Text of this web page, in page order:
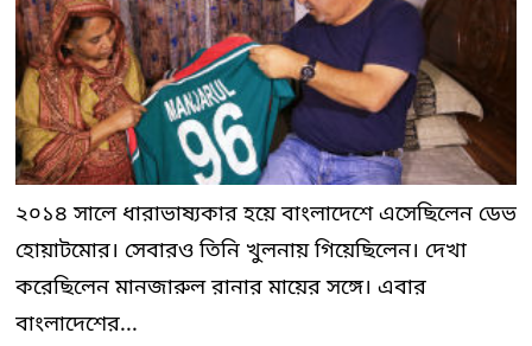
২০১৪ সালে ধারাভাষ্যকার হয়ে বাংলাদেশে এসেছিলেন ডেভ
হোয়াটমোর। সেবারও তিনি খুলনায় গিয়েছিলেন। দেখা
করেছিলেন মানজারুল রানার মায়ের সঙ্গে। এবার
বাংলাদেশের...